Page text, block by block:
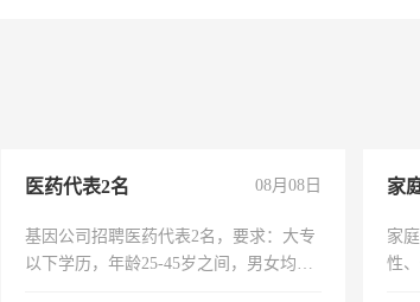
医药代表2名 08月08日
基因公司招聘医药代表2名，要求：大专
以下学历，年龄25-45岁之间，男女均
家
家
性